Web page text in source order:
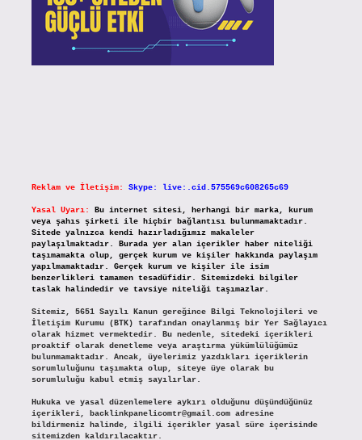
Reklam ve İletişim: Skype: live:.cid.575569c608265c69
Yasal Uyarı:
Bu internet sitesi, herhangi bir marka, kurum
veya şahıs şirketi ile hiçbir bağlantısı bulunmamaktadır.
Sitede yalnızca kendi hazırladığımız makaleler
paylaşılmaktadır. Burada yer alan içerikler haber niteliği
taşımamakta olup, gerçek kurum ve kişiler hakkında paylaşım
yapılmamaktadır. Gerçek kurum ve kişiler ile isim
benzerlikleri tamamen tesadüfidir. Sitemizdeki bilgiler
taslak halindedir ve tavsiye niteliği taşımazlar.
Sitemiz, 5651 Sayılı Kanun gereğince Bilgi Teknolojileri ve
İletişim Kurumu (BTK) tarafından onaylanmış bir Yer Sağlayıcı
olarak hizmet vermektedir. Bu nedenle, sitedeki içerikleri
proaktif olarak denetleme veya araştırma yükümlülüğümüz
bulunmamaktadır. Ancak, üyelerimiz yazdıkları içeriklerin
sorumluluğunu taşımakta olup, siteye üye olarak bu
sorumluluğu kabul etmiş sayılırlar.
Hukuka ve yasal düzenlemelere aykırı olduğunu düşündüğünüz
içerikleri,
backlinkpanelicomtr@gmail.comadresine
bildirmeniz halinde, ilgili içerikler yasal süre içerisinde
sitemizden kaldırılacaktır.